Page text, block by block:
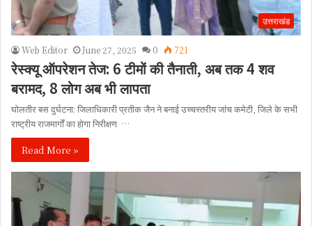
उत्तराखंड
Web Editor June 27, 2025 0 721
रेस्क्यू ऑपरेशन तेज: 6 टीमों की तैनाती, अब तक 4 शव
बरामद, 8 लोग अब भी लापता
घोलतीर बस दुर्घटना: जिलाधिकारी प्रतीक जैन ने बनाई उच्चस्तरीय जांच कमेटी, जिले के सभी
राष्ट्रीय राजमार्गों का होगा निरीक्षण …
Read More »